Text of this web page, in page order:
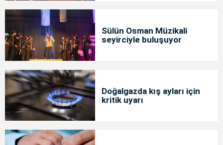
Sülün Osman Müzikali
seyirciyle buluşuyor
Doğalgazda kış ayları için
kritik uyarı